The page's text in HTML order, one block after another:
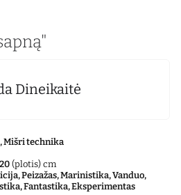
Dineikaitė
Mišri technika
(plotis) cm
Peizažas, Marinistika, Vanduo,
Fantastika, Eksperimentas